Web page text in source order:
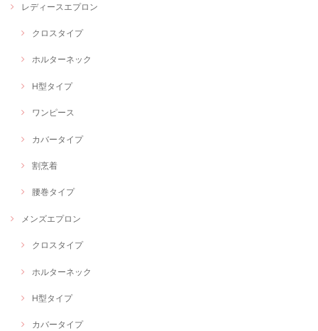
レディースエプロン
クロスタイプ
ホルターネック
H型タイプ
ワンピース
カバータイプ
割烹着
腰巻タイプ
メンズエプロン
クロスタイプ
ホルターネック
H型タイプ
カバータイプ